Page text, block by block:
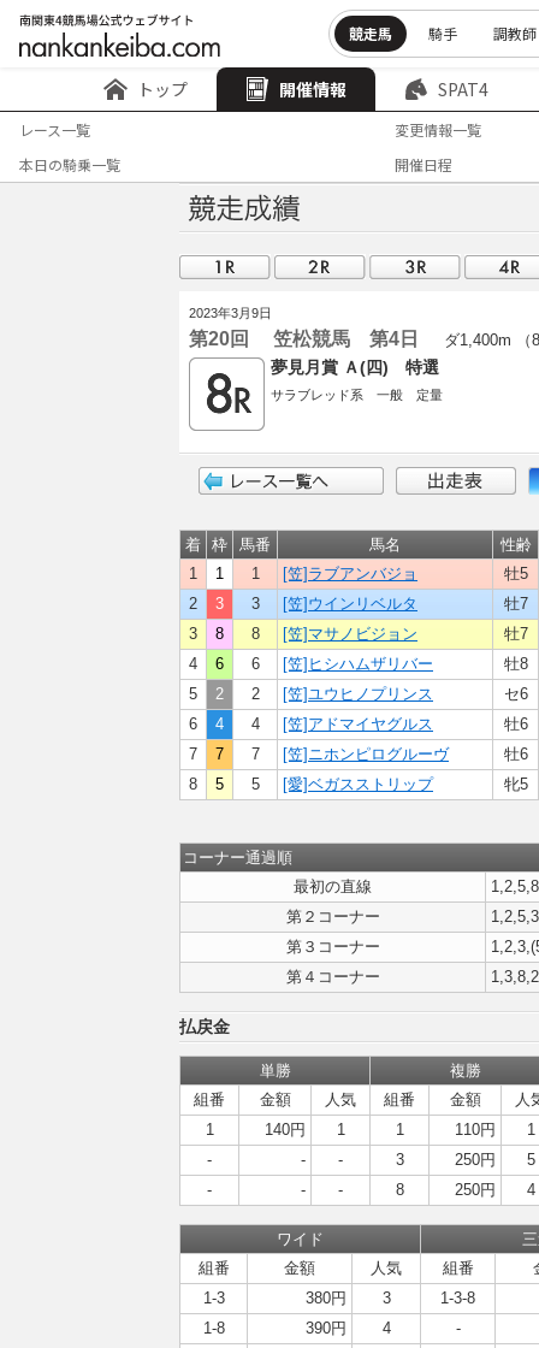
競走馬 騎手 調教師
トップ 開催情報 SPAT4
レース一覧
変更情報一覧
本日の騎乗一覧
開催日程
2023年3月9日
第20回 笠松競馬 第4日 ダ1,400m （
夢見月賞 Ａ(四) 特選
サラブレッド系 一般 定量
着 枠 馬番 馬名
性齢
1
1 1 [笠]ラブアンバジョ
牡5
2
3 3 [笠]ウインリベルタ
牡7
3
8 8 [笠]マサノビジョン
牡7
4
6 6 [笠]ヒシハムザリバー
牡8
5
2 2 [笠]ユウヒノプリンス
セ6
6
4 4 [笠]アドマイヤグルス
牡6
7
7 7 [笠]ニホンピログルーヴ
牡6
8
5 5 [愛]ベガスストリップ 牝5
コーナー通過順
最初の直線
第２コーナー
第３コーナー
第４コーナー
払戻金
単勝
複勝
組番
金額 人気 組番 金額
人
1
140円 1 1 110円
1
-
- - 3 250円
5
-
- - 8 250円 4
ワイド
組番
金額 人気 組番
1-3
380円 3
1-3-8
1-8
390円 4
-